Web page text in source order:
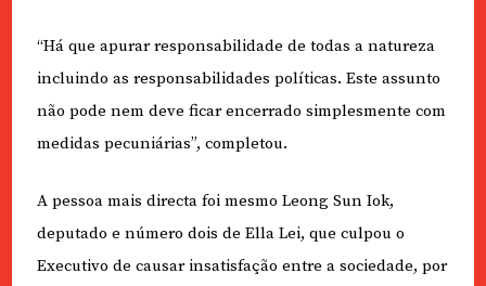
“Há que apurar responsabilidade de todas a natureza
incluindo as responsabilidades políticas. Este assunto
não pode nem deve ficar encerrado simplesmente com
medidas pecuniárias”, completou.
A pessoa mais directa foi mesmo Leong Sun Iok,
deputado e número dois de Ella Lei, que culpou o
Executivo de causar insatisfação entre a sociedade, por